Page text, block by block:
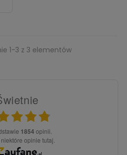
1-3 z 3 elementów
1854 opinii.
niektóre opinie tutaj.